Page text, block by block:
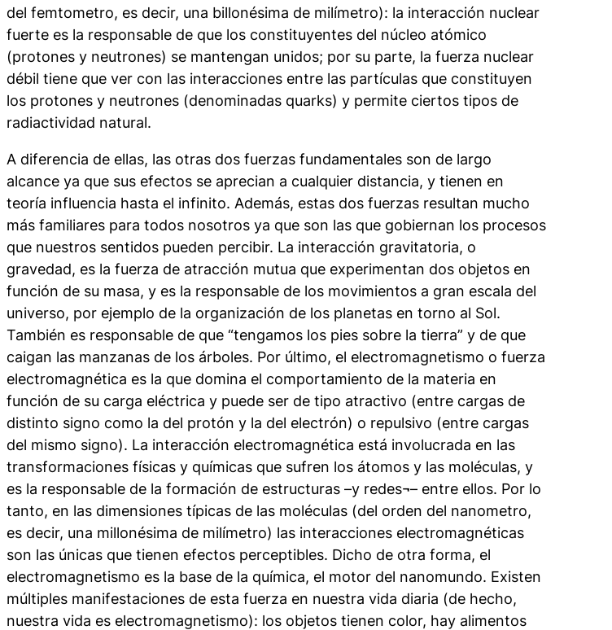
del femtometro, es decir, una billonésima de milímetro): la interacción nuclear
fuerte es la responsable de que los constituyentes del núcleo atómico
(protones y neutrones) se mantengan unidos; por su parte, la fuerza nuclear
débil tiene que ver con las interacciones entre las partículas que constituyen
los protones y neutrones (denominadas quarks) y permite ciertos tipos de
radiactividad natural.
A diferencia de ellas, las otras dos fuerzas fundamentales son de largo
alcance ya que sus efectos se aprecian a cualquier distancia, y tienen en
teoría influencia hasta el infinito. Además, estas dos fuerzas resultan mucho
más familiares para todos nosotros ya que son las que gobiernan los procesos
que nuestros sentidos pueden percibir. La interacción gravitatoria, o
gravedad, es la fuerza de atracción mutua que experimentan dos objetos en
función de su masa, y es la responsable de los movimientos a gran escala del
universo, por ejemplo de la organización de los planetas en torno al Sol.
También es responsable de que “tengamos los pies sobre la tierra” y de que
caigan las manzanas de los árboles. Por último, el electromagnetismo o fuerza
electromagnética es la que domina el comportamiento de la materia en
función de su carga eléctrica y puede ser de tipo atractivo (entre cargas de
distinto signo como la del protón y la del electrón) o repulsivo (entre cargas
del mismo signo). La interacción electromagnética está involucrada en las
transformaciones físicas y químicas que sufren los átomos y las moléculas, y
es la responsable de la formación de estructuras –y redes¬– entre ellos. Por lo
tanto, en las dimensiones típicas de las moléculas (del orden del nanometro,
es decir, una millonésima de milímetro) las interacciones electromagnéticas
son las únicas que tienen efectos perceptibles. Dicho de otra forma, el
electromagnetismo es la base de la química, el motor del nanomundo. Existen
múltiples manifestaciones de esta fuerza en nuestra vida diaria (de hecho,
nuestra vida es electromagnetismo): los objetos tienen color, hay alimentos